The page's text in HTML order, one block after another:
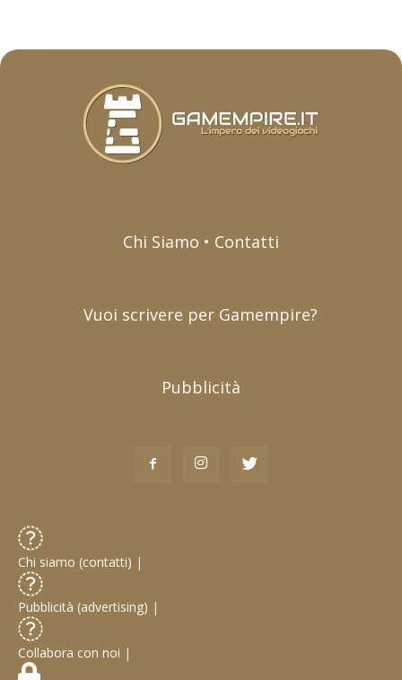
Chi Siamo • Contatti
Vuoi scrivere per Gamempire?
Pubblicità
Chi siamo (contatti) |
Pubblicità (advertising) |
Collabora con noi |